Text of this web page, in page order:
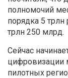
полномочий
порядка 5 трлн
трлн 250 млрд.
Сейчас
цифровизации
пилотных